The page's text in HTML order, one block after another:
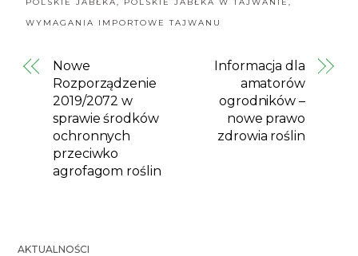
POLSKIE JABŁKA, POLSKIE JABŁKA W TAJWANIE,
WYMAGANIA IMPORTOWE TAJWANU
Nowe
Rozporządzenie
2019/2072 w
sprawie środków
ochronnych
przeciwko
agrofagom roślin
Informacja dla
amatorów
ogrodników –
nowe prawo
zdrowia roślin
AKTUALNOŚCI